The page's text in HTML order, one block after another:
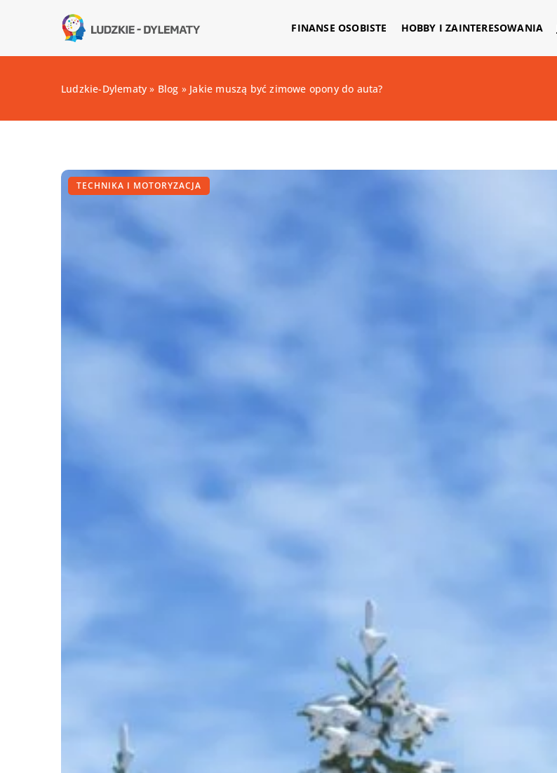
FINANSE OSOBISTE HOBBY I ZAINTERESOWANIA
Ludzkie-Dylematy » Blog » Jakie muszą być zimowe opony do auta?
TECHNIKA I MOTORYZACJA